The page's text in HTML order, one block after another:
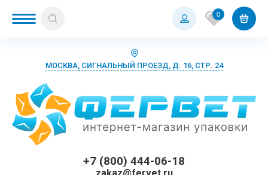
0
МОСКВА, СИГНАЛЬНЫЙ ПРОЕЗД, Д. 16, СТР. 24
+7 (800) 444-06-18
zakaz@fervet.ru